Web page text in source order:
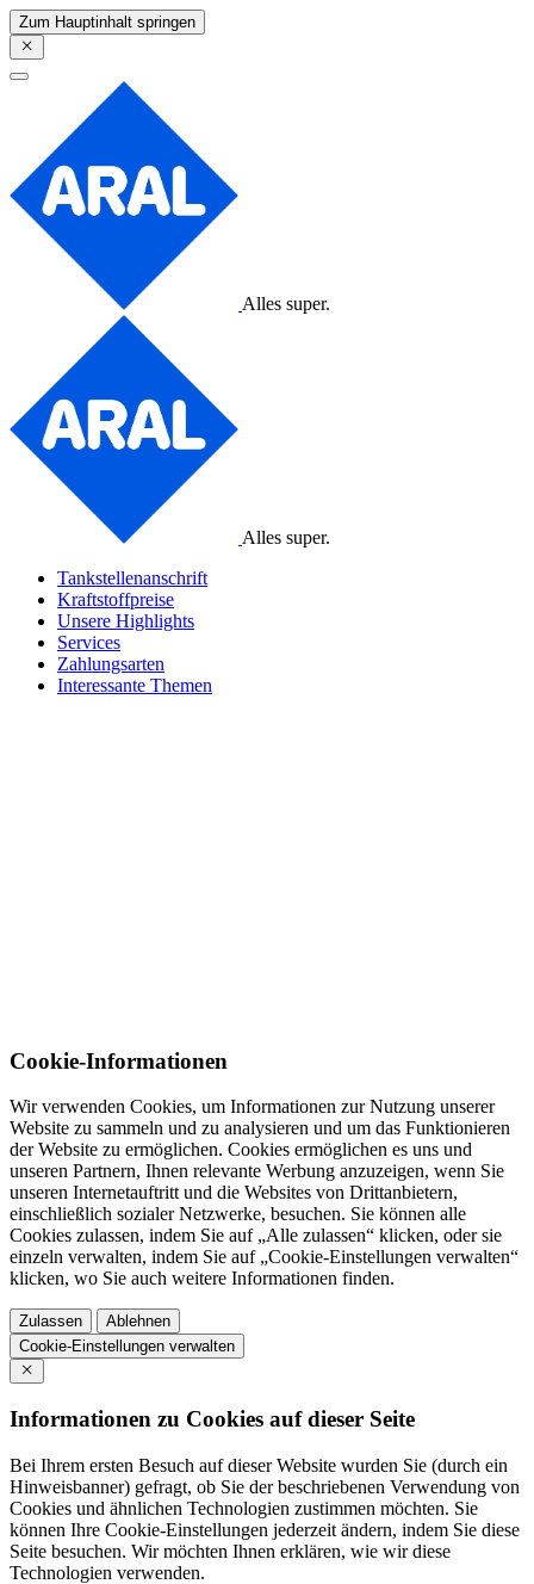
Zum Hauptinhalt springen
Alles super.
Alles super.
Tankstellenanschrift
Kraftstoffpreise
Unsere Highlights
Services
Zahlungsarten
Interessante Themen
Cookie-Informationen
Wir verwenden Cookies, um Informationen zur Nutzung unserer
Website zu sammeln und zu analysieren und um das Funktionieren
der Website zu ermöglichen. Cookies ermöglichen es uns und
unseren Partnern, Ihnen relevante Werbung anzuzeigen, wenn Sie
unseren Internetauftritt und die Websites von Drittanbietern,
einschließlich sozialer Netzwerke, besuchen. Sie können alle
Cookies zulassen, indem Sie auf „Alle zulassen“ klicken, oder sie
einzeln verwalten, indem Sie auf „Cookie-Einstellungen verwalten“
klicken, wo Sie auch weitere Informationen finden.
Zulassen
Ablehnen
Cookie-Einstellungen verwalten
Informationen zu Cookies auf dieser Seite
Bei Ihrem ersten Besuch auf dieser Website wurden Sie (durch ein
Hinweisbanner) gefragt, ob Sie der beschriebenen Verwendung von
Cookies und ähnlichen Technologien zustimmen möchten. Sie
können Ihre Cookie-Einstellungen jederzeit ändern, indem Sie diese
Seite besuchen. Wir möchten Ihnen erklären, wie wir diese
Technologien verwenden.